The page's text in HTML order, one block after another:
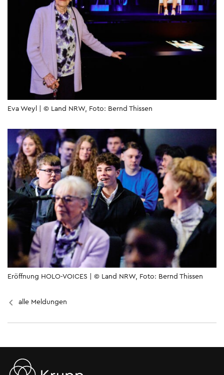
Eva Weyl | © Land NRW, Foto: Bernd Thissen
Eröffnung HOLO-VOICES | © Land NRW, Foto: Bernd Thissen
alle Meldungen